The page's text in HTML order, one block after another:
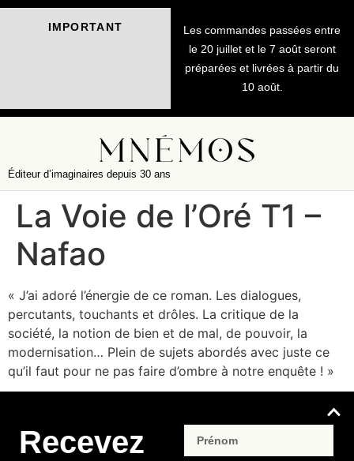
IMPORTANT
Les commandes passées entre
le 20 juillet et le 7 août seront
préparées et livrées à partir du
10 août.
Éditeur d’imaginaires depuis 30 ans
La Voie de l’Oré T1 –
Nafao
« J’ai adoré l’énergie de ce roman. Les dialogues,
percutants, touchants et drôles. La critique de la
société, la notion de bien et de mal, de pouvoir, la
modernisation… Plein de sujets abordés avec juste ce
qu’il faut pour ne pas faire d’ombre à notre enquête ! »
Recevez